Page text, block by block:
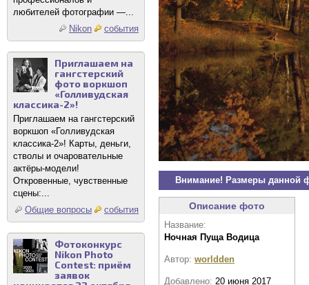
любителей фотографии —...
Nikon
события
Приглашаем на
гангстерский
фото воркшоп
«Голливудская
классика-2»!
Приглашаем на гангстерский
воркшоп «Голливудская
классика-2»! Карты, деньги,
стволы и очаровательные
актёры-модели!
Откровенные, чувственные
сцены:...
Общие вопросы
события
Фотоконкурс
Nikon Photo
Contest: приём
заявок
Внимание! Размеры данной
Описание фото
Название:
Ночная Пуща Водица
Автор: worldden
Добавлено: 20 июня 2017